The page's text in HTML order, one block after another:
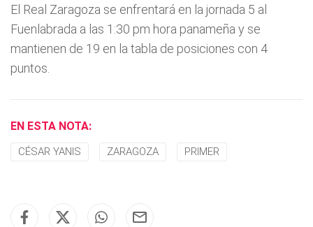
El Real Zaragoza se enfrentará en la jornada 5 al
Fuenlabrada a las 1:30 pm hora panameña y se
mantienen de 19 en la tabla de posiciones con 4
puntos.
EN ESTA NOTA:
CÉSAR YANIS ZARAGOZA PRIMER